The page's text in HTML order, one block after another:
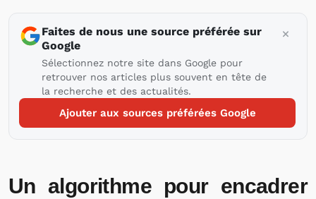
Faites de nous une source préférée sur
Google
Sélectionnez notre site dans Google pour
retrouver nos articles plus souvent en tête de
la recherche et des actualités.
Ajouter aux sources préférées Google
Un algorithme pour encadrer